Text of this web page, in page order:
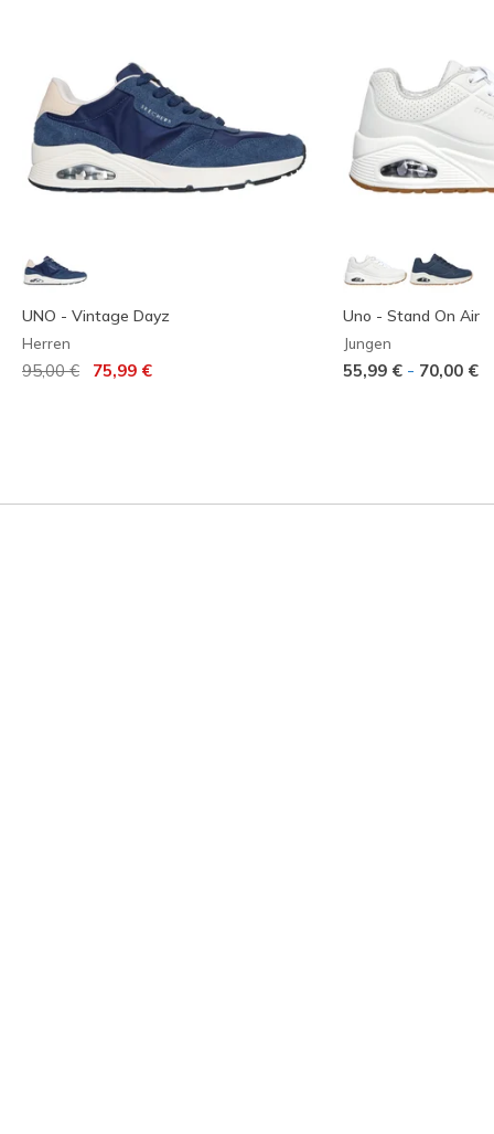
UNO - Vintage Dayz
Herren
Reduziert von
95,00 € auf
75,99 €
Uno - Stand On Air
Jungen
55,99 € - 70,00 €